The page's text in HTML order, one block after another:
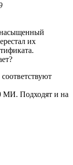
насыщенный
их
МИ. Подходят и на